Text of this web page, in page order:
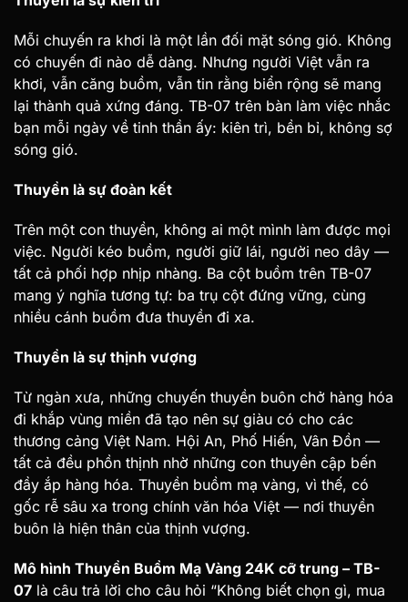
Mỗi chuyến ra khơi là một lần đối mặt sóng gió. Không
có chuyến đi nào dễ dàng. Nhưng người Việt vẫn ra
khơi, vẫn căng buồm, vẫn tin rằng biển rộng sẽ mang
lại thành quả xứng đáng. TB-07 trên bàn làm việc nhắc
bạn mỗi ngày về tinh thần ấy: kiên trì, bền bỉ, không sợ
sóng gió.
Thuyền là sự đoàn kết
Trên một con thuyền, không ai một mình làm được mọi
việc. Người kéo buồm, người giữ lái, người neo dây —
tất cả phối hợp nhịp nhàng. Ba cột buồm trên TB-07
mang ý nghĩa tương tự: ba trụ cột đứng vững, cùng
nhiều cánh buồm đưa thuyền đi xa.
Thuyền là sự thịnh vượng
Từ ngàn xưa, những chuyến thuyền buôn chở hàng hóa
đi khắp vùng miền đã tạo nên sự giàu có cho các
thương cảng Việt Nam. Hội An, Phố Hiến, Vân Đồn —
tất cả đều phồn thịnh nhờ những con thuyền cập bến
đầy ắp hàng hóa. Thuyền buồm mạ vàng, vì thế, có
gốc rễ sâu xa trong chính văn hóa Việt — nơi thuyền
buôn là hiện thân của thịnh vượng.
Mô hình Thuyền Buồm Mạ Vàng 24K cỡ trung – TB-
07 là câu trả lời cho câu hỏi “Không biết chọn gì, mua